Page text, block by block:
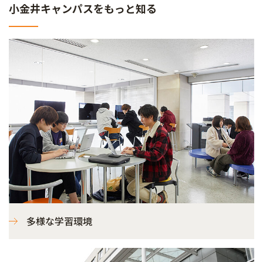
小金井キャンパスをもっと知る
多様な学習環境